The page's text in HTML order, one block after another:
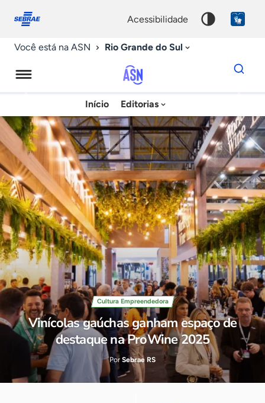
conosco
acessibilidade
Você está na ASN Rio Grande do Sul
Agência
Sebrae
de
Notícias
Início Editorias
Dados
para
chave
Cultura Empreendedora
Vinícolas gaúchas ganham espaço de
destaque na ProWine 2025
Por Sebrae RS